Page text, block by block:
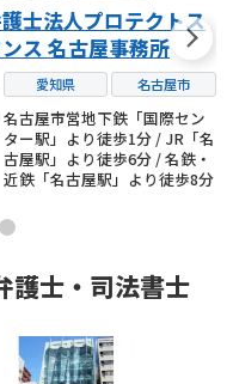
士法人プロテクトス
ス 名古屋事務所
愛知県 名古屋市
名古屋市営地下鉄「国際セン
ター駅」より徒歩1分 / JR「名
古屋駅」より徒歩6分 / 名鉄・
近鉄「名古屋駅」より徒歩8分
護士・司法書士